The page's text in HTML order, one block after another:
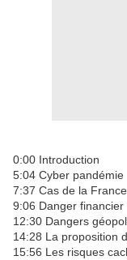
0:00 Introduction
5:04 Cyber pandémie
7:37 Cas de la France
9:06 Danger financier
12:30 Dangers
14:28 La proposition
15:56 Les risques